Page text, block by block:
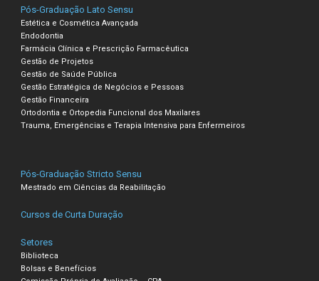
Pós-Graduação Lato Sensu
Estética e Cosmética Avançada
Endodontia
Farmácia Clínica e Prescrição Farmacêutica
Gestão de Projetos
Gestão de Saúde Pública
Gestão Estratégica de Negócios e Pessoas
Gestão Financeira
Ortodontia e Ortopedia Funcional dos Maxilares
Trauma, Emergências e Terapia Intensiva para Enfermeiros
Pós-Graduação Stricto Sensu
Mestrado em Ciências da Reabilitação
Cursos de Curta Duração
Setores
Biblioteca
Bolsas e Benefícios